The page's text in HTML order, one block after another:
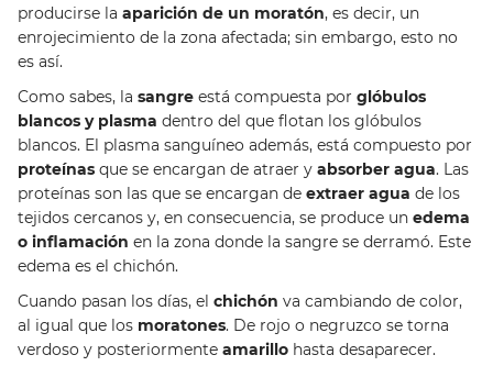
producirse la aparición de un moratón, es decir, un
enrojecimiento de la zona afectada; sin embargo, esto no
es así.
Como sabes, la sangre está compuesta por glóbulos
blancos y plasma dentro del que flotan los glóbulos
blancos. El plasma sanguíneo además, está compuesto por
proteínas que se encargan de atraer y absorber agua. Las
proteínas son las que se encargan de extraer agua de los
tejidos cercanos y, en consecuencia, se produce un edema
o inflamación en la zona donde la sangre se derramó. Este
edema es el chichón.
Cuando pasan los días, el chichón va cambiando de color,
al igual que los moratones. De rojo o negruzco se torna
verdoso y posteriormente amarillo hasta desaparecer.